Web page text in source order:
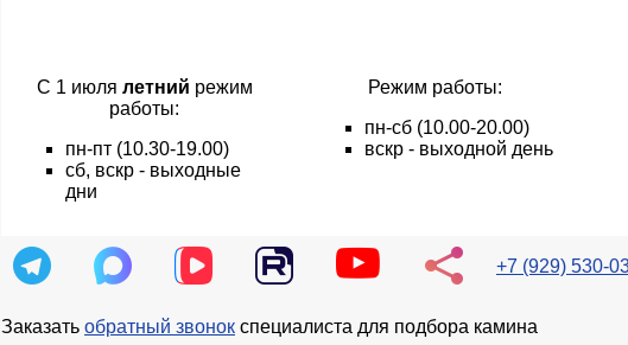
С 1 июля летний режим
работы:
пн-пт (10.30-19.00)
сб, вскр - выходные
дни
Режим работы:
пн-сб(10.00-20.00)
вскр - выходной день
+7 (929) 530-
Заказать обратный звонок специалиста для подбора камина